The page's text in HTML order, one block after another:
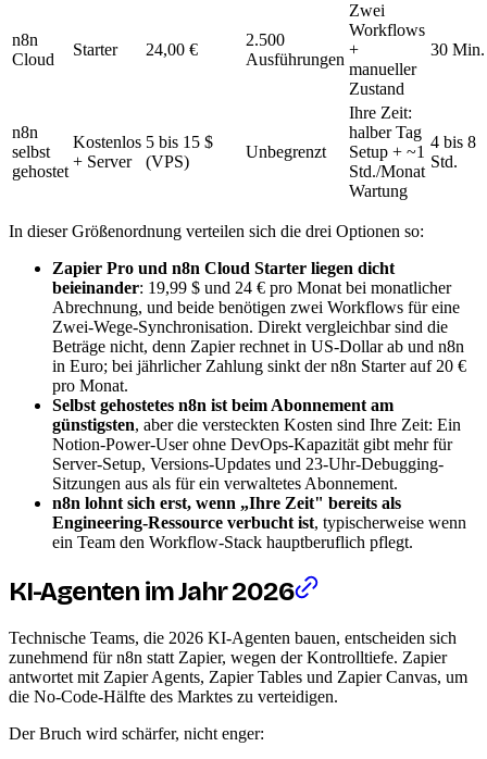
n8n
Cloud
Starter 24,00 €
2.500
Ausführungen
Zwei
Workflows
+
manueller
Zustand
30 Min.
n8n
selbst
gehostet
Kostenlos
+ Server
5 bis 15 $
(VPS)
Unbegrenzt
Ihre Zeit:
halber Tag
Setup + ~1
Std./Monat
Wartung
4 bis 8
Std.
In dieser Größenordnung verteilen sich die drei Optionen so:
Zapier Pro und n8n Cloud Starter liegen dicht
beieinander: 19,99 $ und 24 € pro Monat bei monatlicher
Abrechnung, und beide benötigen zwei Workflows für eine
Zwei-Wege-Synchronisation. Direkt vergleichbar sind die
Beträge nicht, denn Zapier rechnet in US-Dollar ab und n8n
in Euro; bei jährlicher Zahlung sinkt der n8n Starter auf 20 €
pro Monat.
Selbst gehostetes n8n ist beim Abonnement am
günstigsten, aber die versteckten Kosten sind Ihre Zeit: Ein
Notion-Power-User ohne DevOps-Kapazität gibt mehr für
Server-Setup, Versions-Updates und 23-Uhr-Debugging-
Sitzungen aus als für ein verwaltetes Abonnement.
n8n lohnt sich erst, wenn „Ihre Zeit" bereits als
Engineering-Ressource verbucht ist, typischerweise wenn
ein Team den Workflow-Stack hauptberuflich pflegt.
KI-Agenten im Jahr 2026
Technische Teams, die 2026 KI-Agenten bauen, entscheiden sich
zunehmend für n8n statt Zapier, wegen der Kontrolltiefe. Zapier
antwortet mit Zapier Agents, Zapier Tables und Zapier Canvas, um
die No-Code-Hälfte des Marktes zu verteidigen.
Der Bruch wird schärfer, nicht enger: